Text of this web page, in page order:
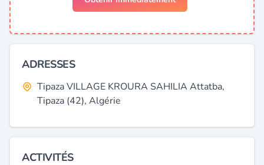
ADRESSES
Tipaza VILLAGE KROURA SAHILIA Attatba,
Tipaza (42), Algérie
ACTIVITÉS